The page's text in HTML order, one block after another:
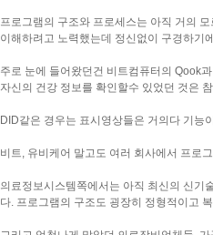
프로그램의 구조와 프로세스는 아직 거의
이해하려고 노력했는데 정신없이 구경하기
주로 눈에 들어왔던건 비트컴퓨터의 Qook
자신의 건강 정보를 확인할수 있었던 것은
DID같은 경우는 표시영상들은 거의다 기능
비트, 유비케어 말고도 여러 회사에서 프로
의료정보시스템쪽에서는 아직 최신의 신기
다. 프로그램의 구조도 굉장히 정형적이고